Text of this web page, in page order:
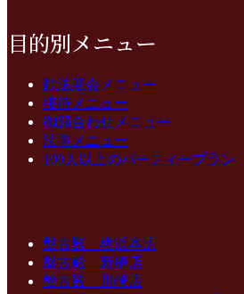
目的別メニュー
歓送迎会メニュー
接待メニュー
御顔合わせメニュー
法事メニュー
100人以上のパーティープラン
盤古殿 横浜本店
盤古殿 新橋店
盤古殿 川崎店